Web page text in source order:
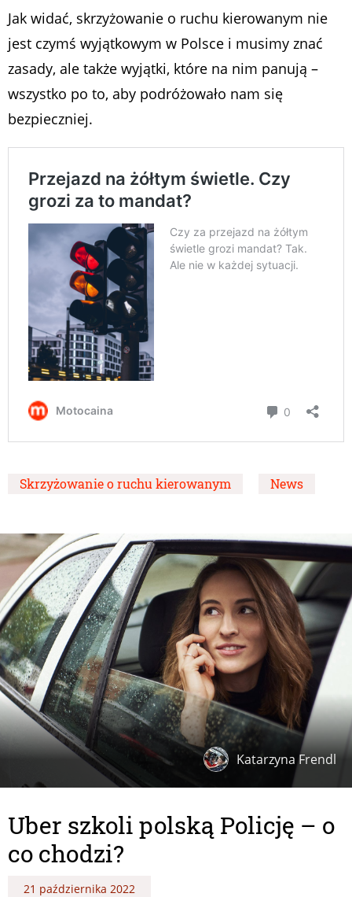
Jak widać, skrzyżowanie o ruchu kierowanym nie
jest czymś wyjątkowym w Polsce i musimy znać
zasady, ale także wyjątki, które na nim panują –
wszystko po to, aby podróżowało nam się
bezpieczniej.
Skrzyżowanie o ruchu kierowanym News
Katarzyna Frendl
Uber szkoli polską Policję – o
co chodzi?
21 października 2022